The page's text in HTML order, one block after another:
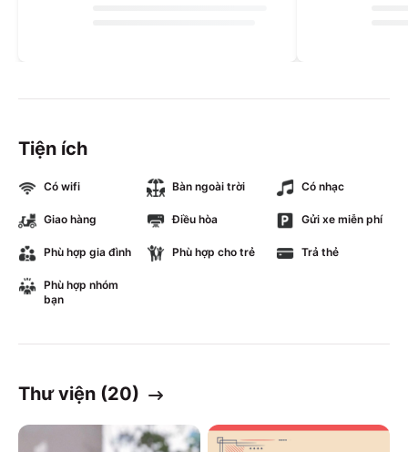
Tiện ích
Có wifi Bàn ngoài trời Có nhạc
Giao hàng Điều hòa Gửi xe miễn phí
Phù hợp gia đình Phù hợp cho trẻ Trả thẻ
Phù hợp nhóm
bạn
Thư viện (20)